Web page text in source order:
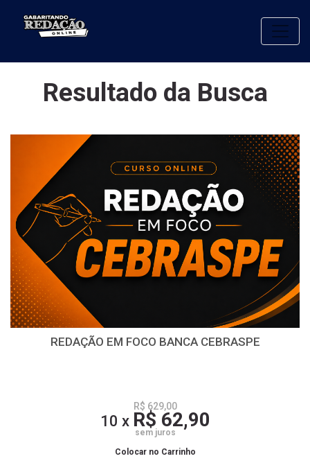
Resultado da Busca
REDAÇÃO EM FOCO BANCA CEBRASPE
R$ 629,00
10 x R$ 62,90
sem juros
Colocar no Carrinho